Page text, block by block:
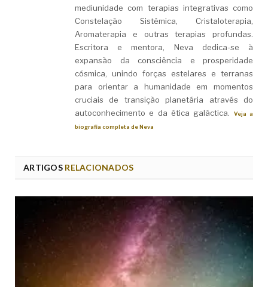
mediunidade com terapias integrativas como
Constelação Sistêmica, Cristaloterapia,
Aromaterapia e outras terapias profundas.
Escritora e mentora, Neva dedica-se à
expansão da consciência e prosperidade
cósmica, unindo forças estelares e terranas
para orientar a humanidade em momentos
cruciais de transição planetária através do
autoconhecimento e da ética galáctica.
Veja a
biografia completa de Neva
ARTIGOSRELACIONADOS